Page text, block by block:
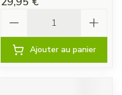
Ajouter au panier